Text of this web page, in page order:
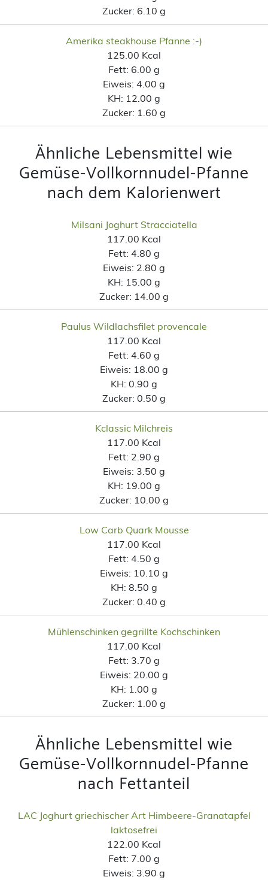
Zucker: 6.10 g
Amerika steakhouse Pfanne :-)
125.00 Kcal
Fett: 6.00 g
Eiweis: 4.00 g
KH: 12.00 g
Zucker: 1.60 g
Ähnliche Lebensmittel wie
Gemüse-Vollkornnudel-Pfanne
nach dem Kalorienwert
Milsani Joghurt Stracciatella
117.00 Kcal
Fett: 4.80 g
Eiweis: 2.80 g
KH: 15.00 g
Zucker: 14.00 g
Paulus Wildlachsfilet provencale
117.00 Kcal
Fett: 4.60 g
Eiweis: 18.00 g
KH: 0.90 g
Zucker: 0.50 g
Kclassic Milchreis
117.00 Kcal
Fett: 2.90 g
Eiweis: 3.50 g
KH: 19.00 g
Zucker: 10.00 g
Low Carb Quark Mousse
117.00 Kcal
Fett: 4.50 g
Eiweis: 10.10 g
KH: 8.50 g
Zucker: 0.40 g
Mühlenschinken gegrillte Kochschinken
117.00 Kcal
Fett: 3.70 g
Eiweis: 20.00 g
KH: 1.00 g
Zucker: 1.00 g
Ähnliche Lebensmittel wie
Gemüse-Vollkornnudel-Pfanne
nach Fettanteil
LAC Joghurt griechischer Art Himbeere-Granatapfel
laktosefrei
122.00 Kcal
Fett: 7.00 g
Eiweis: 3.90 g